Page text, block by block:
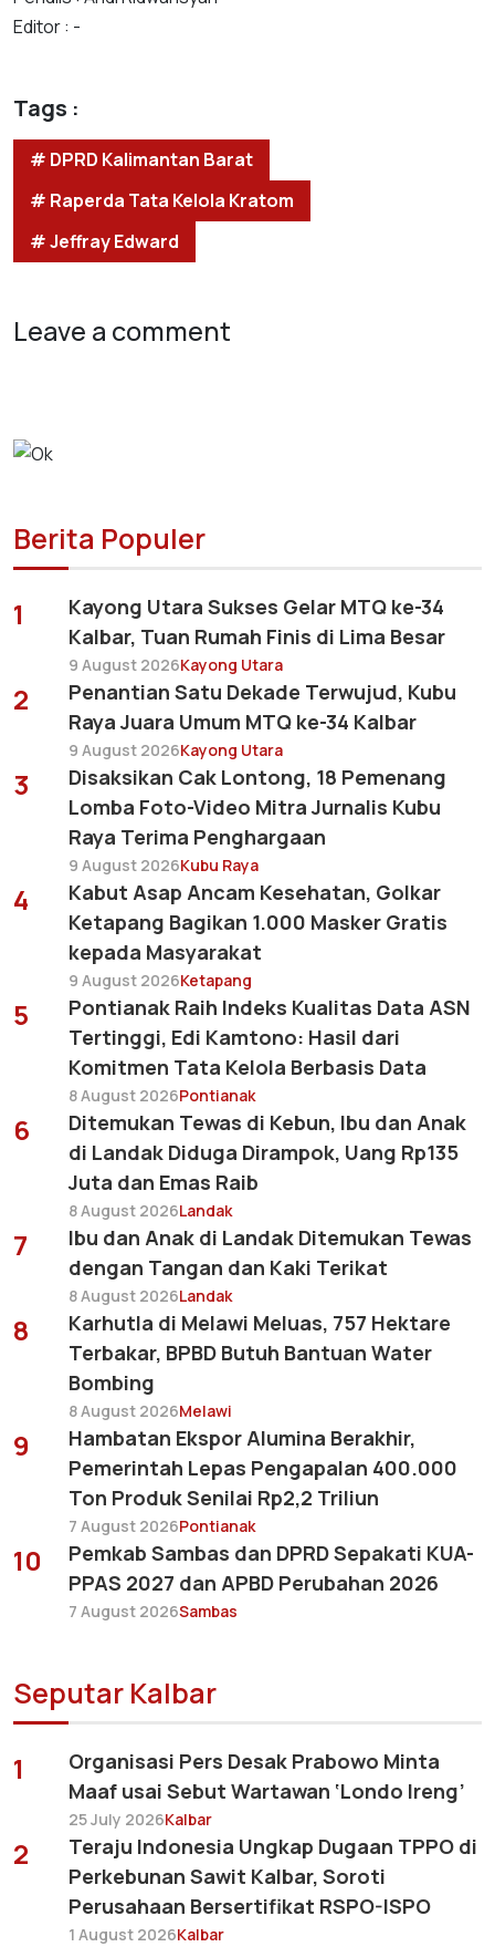
Editor : -
Tags :
# DPRD Kalimantan Barat
# Raperda Tata Kelola Kratom
# Jeffray Edward
Leave a comment
Berita Populer
1
Kayong Utara Sukses Gelar MTQ ke-34
Kalbar, Tuan Rumah Finis di Lima Besar
9 August 2026Kayong Utara
2
Penantian Satu Dekade Terwujud, Kubu
Raya Juara Umum MTQ ke-34 Kalbar
9 August 2026Kayong Utara
3
Disaksikan Cak Lontong, 18 Pemenang
Lomba Foto-Video Mitra Jurnalis Kubu
Raya Terima Penghargaan
9 August 2026Kubu Raya
4
Kabut Asap Ancam Kesehatan, Golkar
Ketapang Bagikan 1.000 Masker Gratis
kepada Masyarakat
9 August 2026Ketapang
5
Pontianak Raih Indeks Kualitas Data ASN
Tertinggi, Edi Kamtono: Hasil dari
Komitmen Tata Kelola Berbasis Data
8 August 2026Pontianak
6
Ditemukan Tewas di Kebun, Ibu dan Anak
di Landak Diduga Dirampok, Uang Rp135
Juta dan Emas Raib
8 August 2026Landak
7
Ibu dan Anak di Landak Ditemukan Tewas
dengan Tangan dan Kaki Terikat
8 August 2026Landak
8
Karhutla di Melawi Meluas, 757 Hektare
Terbakar, BPBD Butuh Bantuan Water
Bombing
8 August 2026Melawi
9
Hambatan Ekspor Alumina Berakhir,
Pemerintah Lepas Pengapalan 400.000
Ton Produk Senilai Rp2,2 Triliun
7 August 2026Pontianak
10
Pemkab Sambas dan DPRD Sepakati KUA-
PPAS 2027 dan APBD Perubahan 2026
7 August 2026Sambas
Seputar Kalbar
1
Organisasi Pers Desak Prabowo Minta
Maaf usai Sebut Wartawan ‘Londo Ireng’
25 July 2026Kalbar
2
Teraju Indonesia Ungkap Dugaan TPPO di
Perkebunan Sawit Kalbar, Soroti
Perusahaan Bersertifikat RSPO-ISPO
1 August 2026Kalbar